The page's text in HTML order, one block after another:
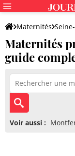
Maternités
Maternités
guide
Voir aussi :